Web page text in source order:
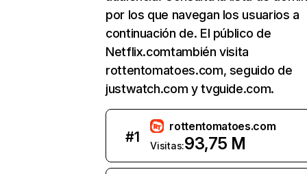
por los que navegan los usuarios a
continuación de. El público de
Netflix.comtambién visita
rottentomatoes.com, seguido de
justwatch.com y tvguide.com.
#1
rottentomatoes.com
Visitas:93,75 M